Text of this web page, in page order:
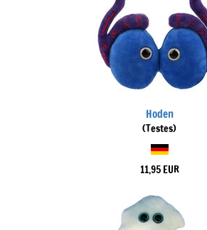
Hoden
(Testes)
11,95 EUR